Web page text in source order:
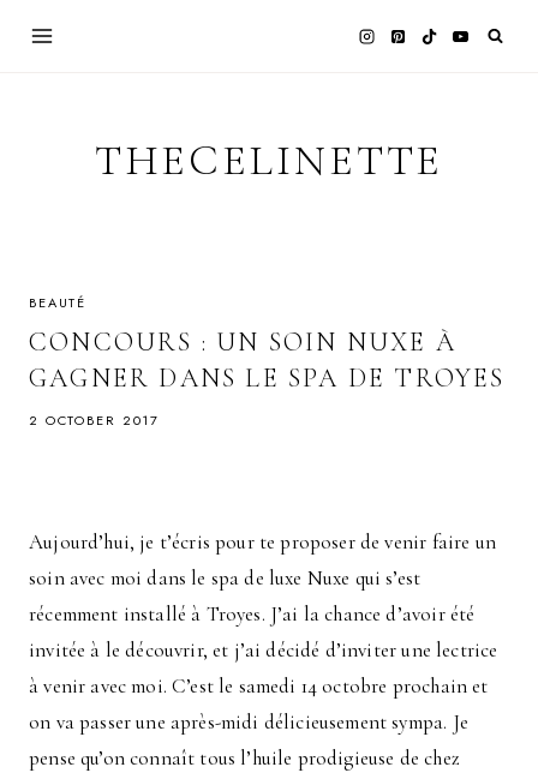
THECELINETTE
BEAUTÉ
CONCOURS : UN SOIN NUXE À
GAGNER DANS LE SPA DE TROYES
2 OCTOBER 2017
Aujourd’hui, je t’écris pour te proposer de venir faire un
soin avec moi dans le spa de luxe Nuxe qui s’est
récemment installé à Troyes. J’ai la chance d’avoir été
invitée à le découvrir, et j’ai décidé d’inviter une lectrice
à venir avec moi. C’est le samedi 14 octobre prochain et
on va passer une après-midi délicieusement sympa. Je
pense qu’on connaît tous l’huile prodigieuse de chez